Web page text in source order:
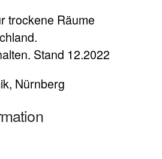
trockene Räume
Stand 12.2022
Nürnberg